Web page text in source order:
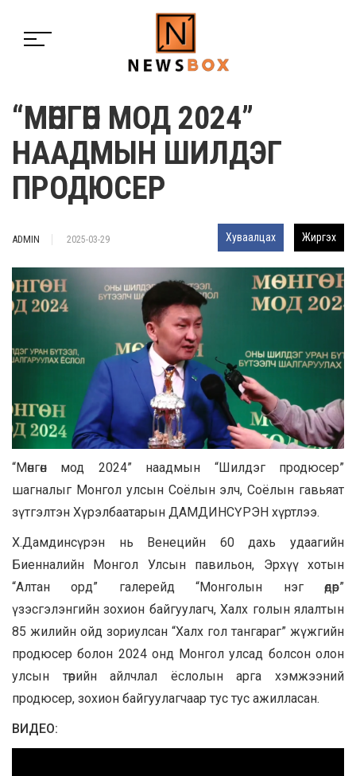
“МӨНГӨН МОД 2024”
НААДМЫН ШИЛДЭГ
ПРОДЮСЕР
ADMIN 2025-03-29 Хуваалцах Жиргэх
“Мөнгөн мод 2024” наадмын “Шилдэг продюсер”
шагналыг Монгол улсын Соёлын элч, Соёлын гавьяат
зүтгэлтэн Хүрэлбаатарын ДАМДИНСҮРЭН хүртлээ.
Х.Дамдинсүрэн нь Венецийн 60 дахь удаагийн
Биенналийн Монгол Улсын павильон, Эрхүү хотын
“Алтан орд” галерейд “Монголын нэг өдөр”
үзэсгэлэнгийн зохион байгуулагч, Халх голын ялалтын
85 жилийн ойд зориулсан “Халх гол тангараг” жүжгийн
продюсер болон 2024 онд Монгол улсад болсон олон
улсын төрийн айлчлал ёслолын арга хэмжээний
продюсер, зохион байгуулагчаар тус тус ажилласан.
ВИДЕО: